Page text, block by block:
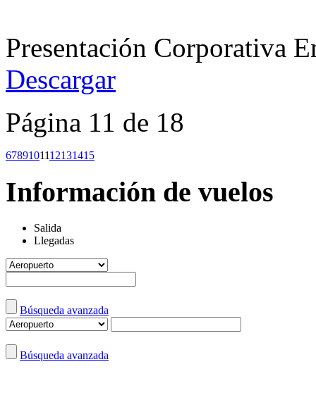
Presentación Corporativa
Descargar
Página 11 de 18
6789101112131415
Información de vuelos
Salida
Llegadas
Búsqueda avanzada
Búsqueda avanzada